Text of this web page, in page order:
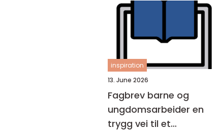
inspiration
13. June 2026
Fagbrev barne og
ungdomsarbeider en
trygg vei til et